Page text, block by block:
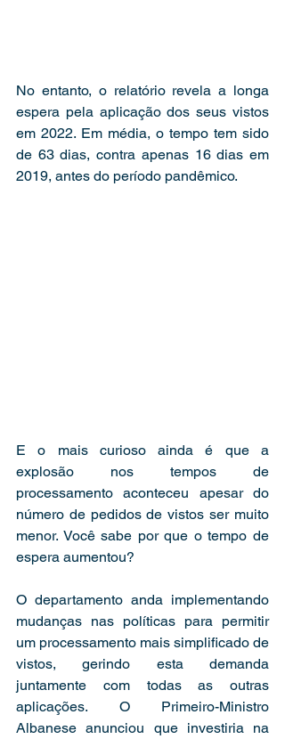
No entanto, o relatório revela a longa
espera pela aplicação dos seus vistos
em 2022. Em média, o tempo tem sido
de 63 dias, contra apenas 16 dias em
2019, antes do período pandêmico.
E o mais curioso ainda é que a
explosão nos tempos de
processamento aconteceu apesar do
número de pedidos de vistos ser muito
menor. Você sabe por que o tempo de
espera aumentou?
O departamento anda implementando
mudanças nas políticas para permitir
um processamento mais simplificado de
vistos, gerindo esta demanda
juntamente com todas as outras
aplicações. O Primeiro-Ministro
Albanese anunciou que investiria na